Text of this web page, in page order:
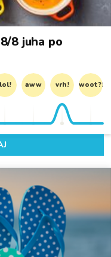
8 juha po
lol! aww vrh! woot?!